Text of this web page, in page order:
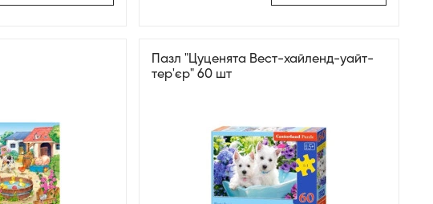
Пазл "Цуценята Вест-хайленд-уайт-
тер'єр" 60 шт